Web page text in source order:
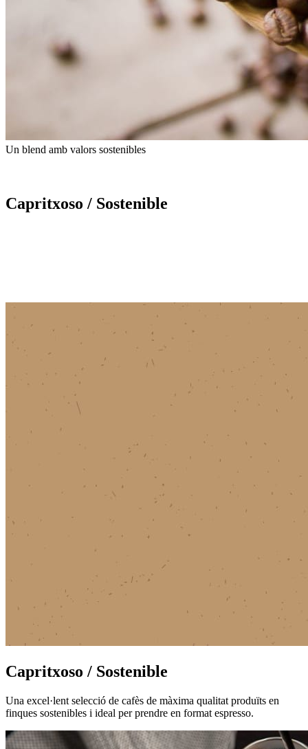
Un blend amb valors sostenibles
Capritxoso / Sostenible
Capritxoso / Sostenible
Una excel·lent selecció de cafès de màxima qualitat produïts en
finques sostenibles i ideal per prendre en format espresso.